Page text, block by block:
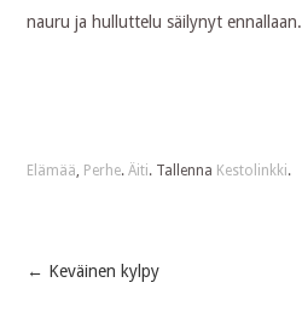
nauru ja hulluttelu säilynyt ennallaan.
Elämää, Perhe.Äiti. Tallenna Kestolinkki.
Post
← Keväinen kylpy